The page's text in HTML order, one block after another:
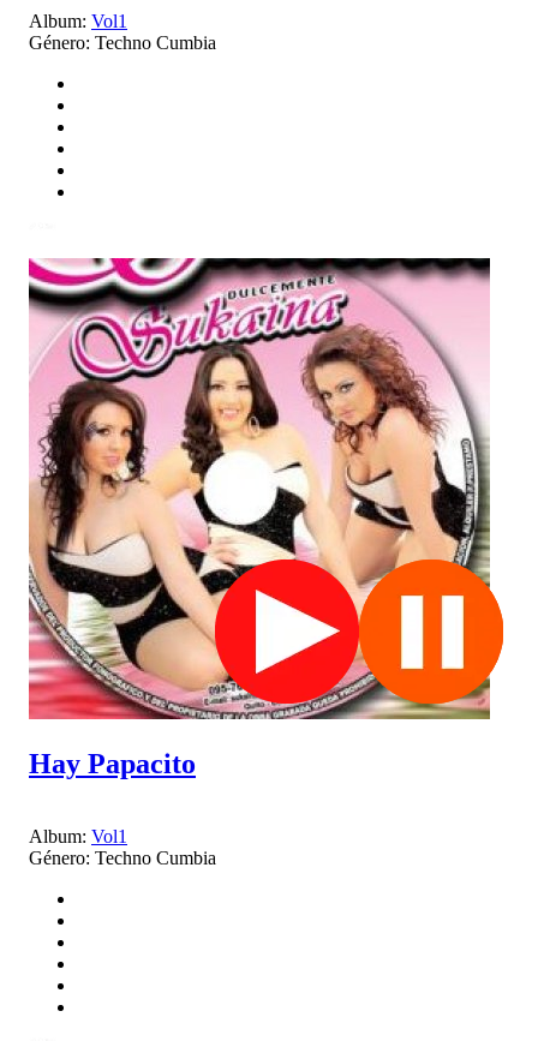
Album: Vol1
Género: Techno Cumbia
Hay Papacito
Album: Vol1
Género: Techno Cumbia